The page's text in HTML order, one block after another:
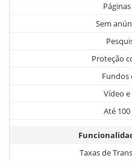
Sem
Proteção
Fundos
Vídeo
Até
Taxas de